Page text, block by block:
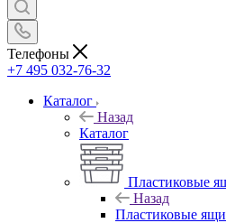
Телефоны
+7 495 032-76-32
Каталог
Назад
Каталог
Пластиковые
Назад
Пластиковые